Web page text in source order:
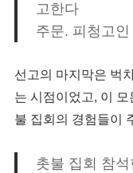
고한다
주문. 피청고
선고의 마지막은 벅
는 시점이었고, 이
불 집회의 경험들이
촛불 집회 참